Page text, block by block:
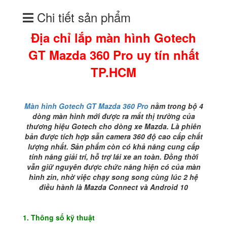
Pro
uy
TP.HCM
Chi tiết sản phẩm
Địa chỉ lắp màn hình Gotech
GT Mazda 360 Pro uy tín nhất
TP.HCM
Màn hình Gotech GT Mazda 360 Pronằm trong bộ 4
dòng màn hình mới được ra mắt thị trường của
thương hiệu Gotech cho dòng xe Mazda. Là phiên
bản được tích hợp sẵn camera 360 độ cao cấp chất
lượng nhất. Sản phẩm còn có khả năng cung cấp
tính năng giải trí, hỗ trợ lái xe an toàn. Đồng thời
vẫn giữ nguyên được chức năng hiện có của màn
hình zin, nhờ việc chạy song song cùng lúc 2 hệ
điều hành là Mazda Connect và Android 10
1. Thông số kỹ thuật